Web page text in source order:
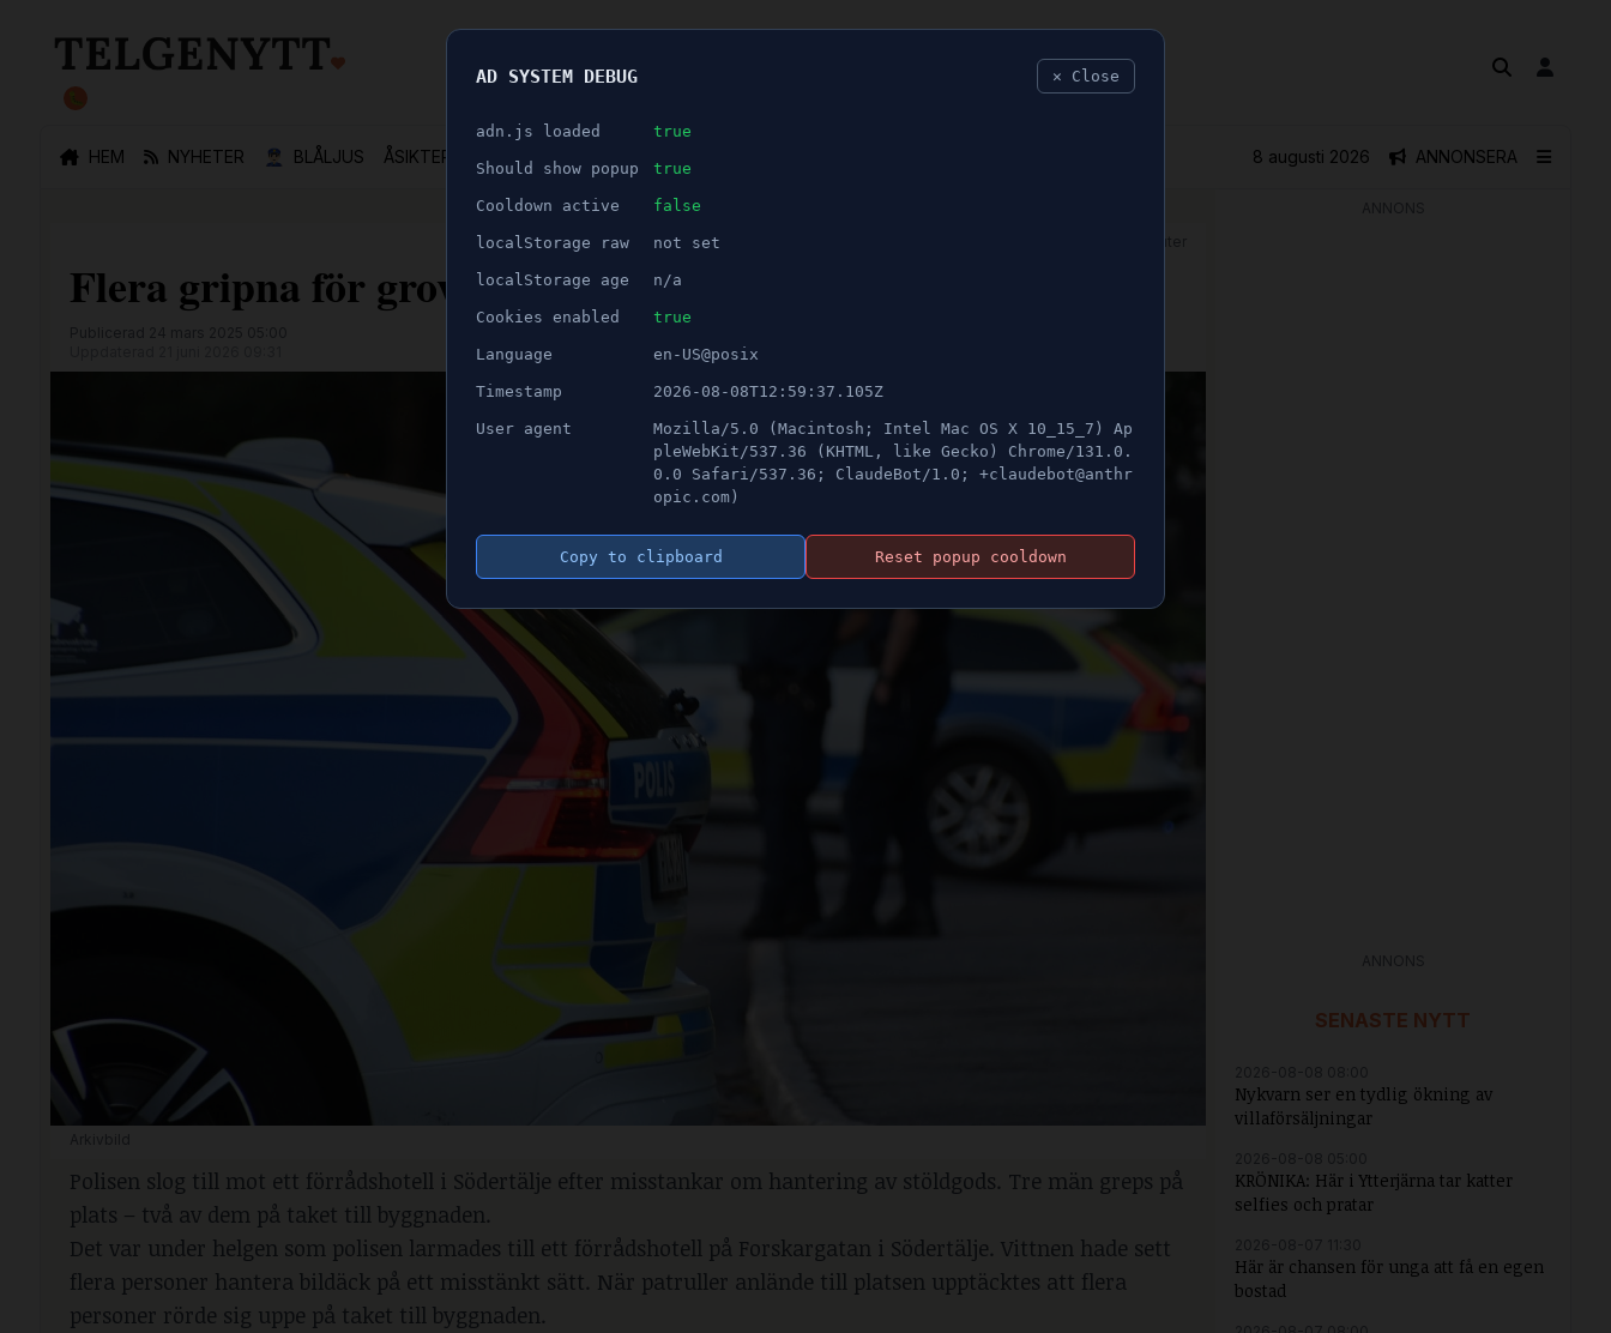
HEM NYHETER 👮🏻‍♂️ BLÅLJUS ÅSIKTER SPORT NÖJE ANNONSERA
8 augusti 2026
ANNONS
Flera gripna för grovt häleri – greps på taket till byggnad
Polisen slog till mot ett förrådshotell i Södertälje efter misstankar om hantering av stöldgods. Tre män greps på
plats – två av dem på taket till byggnaden.
Det var under helgen som polisen larmades till ett förrådshotell på Forskargatan i Södertälje. Vittnen hade sett
flera personer hantera bildäck på ett misstänkt sätt. När patruller anlände till platsen upptäcktes att flera
personer rörde sig uppe på taket till byggnaden.
SENASTE NYTT
Nykvarn ser en tydlig ökning av
villaförsäljningar
KRÖNIKA: Här i Ytterjärna tar katter
selfies och pratar
Här är chansen för unga att få en egen
bostad
AD SYSTEM DEBUG ✕ Close
adn.js loaded true
Should show popup true
Cooldown active false
localStorage raw not set
localStorage age n/a
Cookies enabled true
Language en-US@posix
Timestamp 2026-08-08T12:59:37.105Z
User agent
Mozilla/5.0 (Macintosh; Intel Mac OS X 10_15_7) Ap
pleWebKit/537.36 (KHTML, like Gecko) Chrome/131.0.
0.0 Safari/537.36; ClaudeBot/1.0; +claudebot@anthr
opic.com)
Copy to clipboard Reset popup cooldown